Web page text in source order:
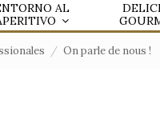
AL
On parle de nous !